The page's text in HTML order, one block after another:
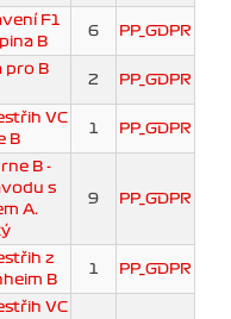
F1
B
6 PP_GDPR
pro B
2 PP_GDPR
VC
B
1 PP_GDPR
B -
s
A.
9 PP_GDPR
z
B
1 PP_GDPR
VC